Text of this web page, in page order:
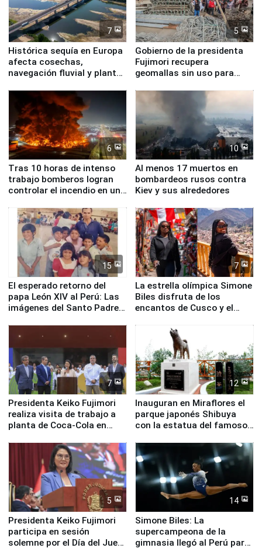
7
Histórica sequía en Europa
afecta cosechas,
navegación fluvial y plantas
5
Gobierno de la presidenta
Fujimori recupera
geomallas sin uso para
Fenómeno El Niño
6
Tras 10 horas de intenso
trabajo bomberos logran
controlar el incendio en una
de Chile
10
Al menos 17 muertos en
bombardeos rusos contra
Kiev y sus alrededores
15
El esperado retorno del
papa León XIV al Perú: Las
imágenes del Santo Padre
7
La estrella olímpica Simone
Biles disfruta de los
encantos de Cusco y el
7
Presidenta Keiko Fujimori
realiza visita de trabajo a
planta de Coca-Cola en
12
Inauguran en Miraflores el
parque japonés Shibuya
con la estatua del famoso
5
Presidenta Keiko Fujimori
participa en sesión
solemne por el Día del Juez
14
Simone Biles: La
supercampeona de la
gimnasia llegó al Perú para